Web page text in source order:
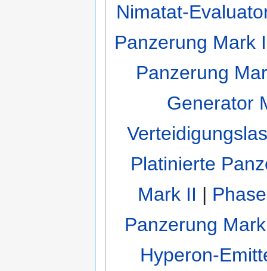
Nimatat-
Panzerung Mark I
Panzerung
Generator
Platinierte
Mark II |
Panzerung
Hyperon-